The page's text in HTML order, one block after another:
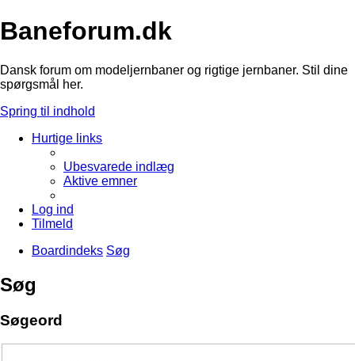
Baneforum.dk
Dansk forum om modeljernbaner og rigtige jernbaner. Stil dine
spørgsmål her.
Spring til indhold
Hurtige links
Ubesvarede indlæg
Aktive emner
Log ind
Tilmeld
Boardindeks Søg
Søg
Søgeord